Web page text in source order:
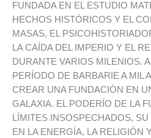
FUNDADA EN EL ESTUDIO
HECHOS HISTÓRICOS Y EL
MASAS, EL
LA CAÍDA DEL IMPERIO Y EL
DURANTE VARIOS MILENIOS.
PERÍODO DE BARBARIE A MIL
CREAR UNA FUNDACIÓN EN
GALAXIA. EL PODERÍO DE LA
LÍMITES INSOSPECHADOS,
EN LA ENERGÍA, LA RELIGIÓN